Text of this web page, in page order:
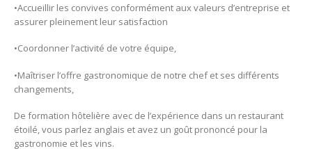
•Accueillir les convives conformément aux valeurs d’entreprise et
assurer pleinement leur satisfaction
•Coordonner l’activité de votre équipe,
•Maîtriser l’offre gastronomique de notre chef et ses différents
changements,
De formation hôtelière avec de l’expérience dans un restaurant
étoilé, vous parlez anglais et avez un goût prononcé pour la
gastronomie et les vins.